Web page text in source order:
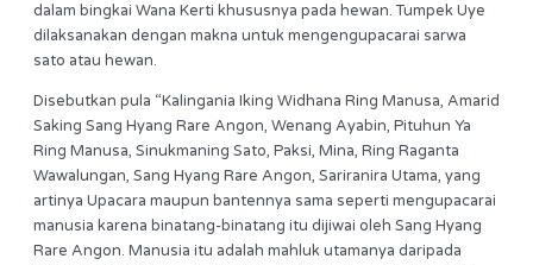
dalam bingkai Wana Kerti khususnya pada hewan. Tumpek Uye
dilaksanakan dengan makna untuk mengengupacarai sarwa
sato atau hewan.
Disebutkan pula “Kalingania Iking Widhana Ring Manusa, Amarid
Saking Sang Hyang Rare Angon, Wenang Ayabin, Pituhun Ya
Ring Manusa, Sinukmaning Sato, Paksi, Mina, Ring Raganta
Wawalungan, Sang Hyang Rare Angon, Sariranira Utama, yang
artinya Upacara maupun bantennya sama seperti mengupacarai
manusia karena binatang-binatang itu dijiwai oleh Sang Hyang
Rare Angon. Manusia itu adalah mahluk utamanya daripada